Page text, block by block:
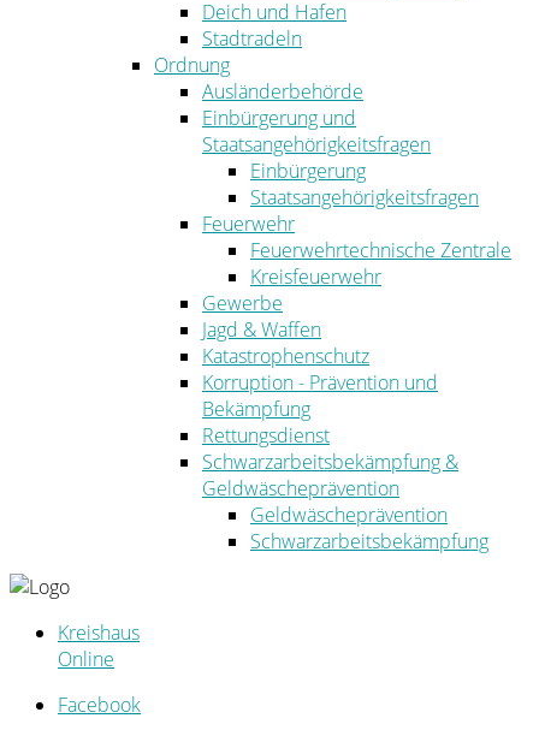
Deich und Hafen
Stadtradeln
Ordnung
Ausländerbehörde
Einbürgerung und
Staatsangehörigkeitsfragen
Einbürgerung
Staatsangehörigkeitsfragen
Feuerwehr
Feuerwehrtechnische Zentrale
Kreisfeuerwehr
Gewerbe
Jagd & Waffen
Katastrophenschutz
Korruption - Prävention und
Bekämpfung
Rettungsdienst
Schwarzarbeitsbekämpfung &
Geldwäscheprävention
Geldwäscheprävention
Schwarzarbeitsbekämpfung
Kreishaus
Online
Facebook